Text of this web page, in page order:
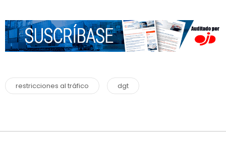
restricciones al tráfico dgt